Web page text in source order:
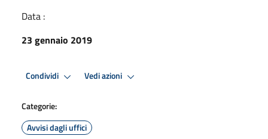
Data :
23 gennaio 2019
Condividi Vedi azioni
Categorie:
Avvisi dagli uffici